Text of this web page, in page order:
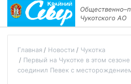
Чукотского АО
Главная Новости
Чукотка
Первый на Чукотке в этом
соединил Певек с